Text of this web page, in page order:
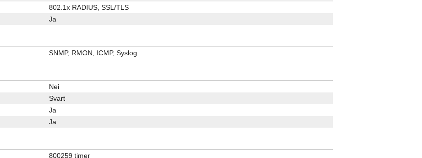
802.1x RADIUS, SSL/TLS
Ja
SNMP, RMON, ICMP, Syslog
Nei
Svart
Ja
Ja
800259 timer